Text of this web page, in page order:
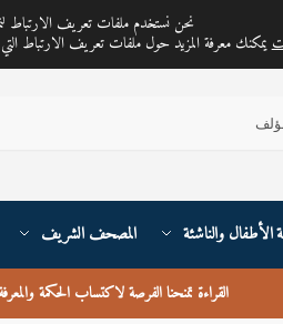
مكتبة ناي متجر لمبيع الكتب العربية تغطي
الأطفال والناشئة المصحف الشريف
القراءة تمنحنا الفرصة لاكتساب الحكمة
نحن نستخدم ملفات تعريف الارتباط
يمكنك معرفة المزيد حول ملفات تعريف الارتباط التي نستخدمها أو إيقاف تشغيلها في